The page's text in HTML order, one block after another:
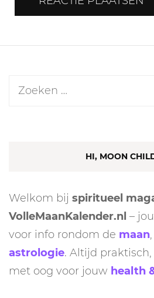
Zoeken
HI, MOON
Welkom bij spiritueel
VolleMaanKalender.nl –
voor info rondom de maan,
astrologie. Altijd
met oog voor jouw health